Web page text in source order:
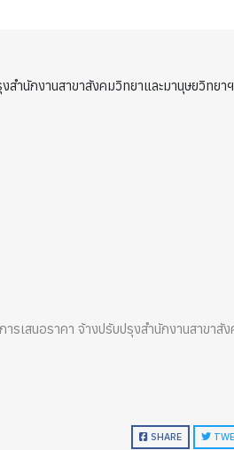
สำนักงานสาขาสังคมวิทยาและมานุษยวิทยาฯ
เสนอราคา จ้างปรับปรุงสำนักงานสาขาสั
SHARE